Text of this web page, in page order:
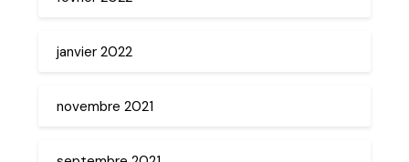
janvier 2022
novembre 2021